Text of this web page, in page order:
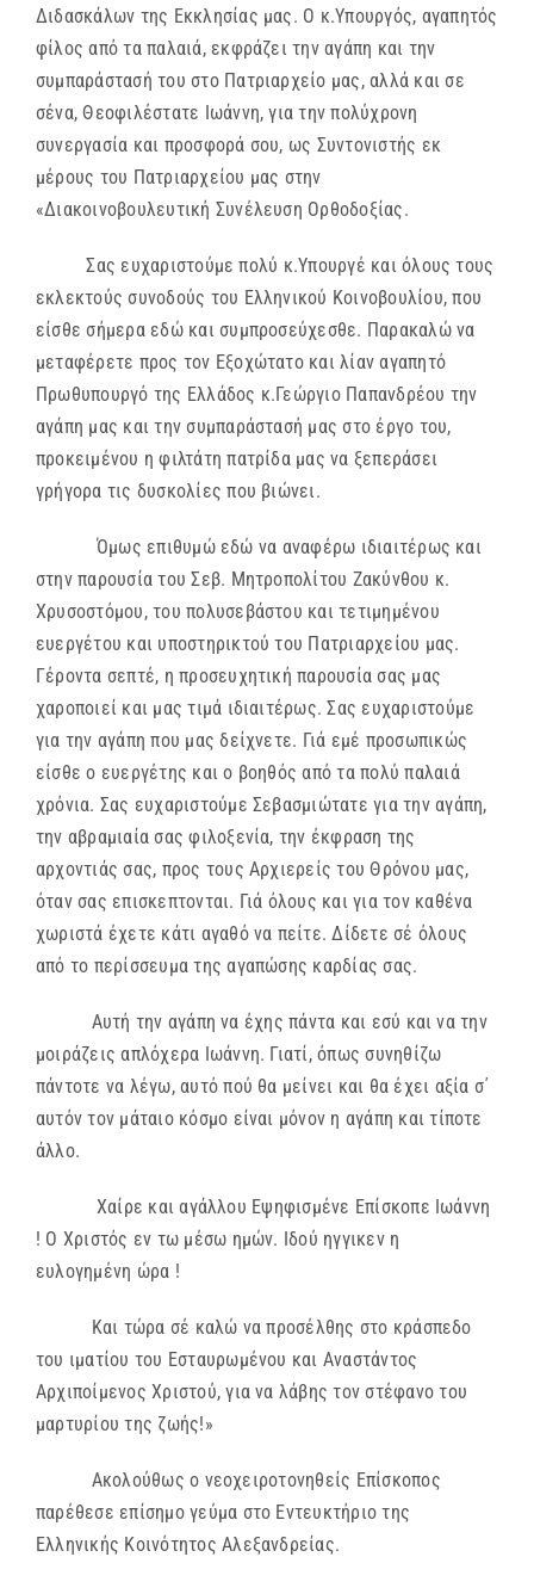
Διδασκάλων της Εκκλησίας μας. Ο κ.Υπουργός, αγαπητός
φίλος από τα παλαιά, εκφράζει την αγάπη και την
συμπαράστασή του στο Πατριαρχείο μας, αλλά και σε
σένα, Θεοφιλέστατε Ιωάννη, για την πολύχρονη
συνεργασία και προσφορά σου, ως Συντονιστής εκ
μέρους του Πατριαρχείου μας στην
«Διακοινοβουλευτική Συνέλευση Ορθοδοξίας.
Σας ευχαριστούμε πολύ κ.Υπουργέ και όλους τους
εκλεκτούς συνοδούς του Ελληνικού Κοινοβουλίου, που
είσθε σήμερα εδώ και συμπροσεύχεσθε. Παρακαλώ να
μεταφέρετε προς τον Εξοχώτατο και λίαν αγαπητό
Πρωθυπουργό της Ελλάδος κ.Γεώργιο Παπανδρέου την
αγάπη μας και την συμπαράστασή μας στο έργο του,
προκειμένου η φιλτάτη πατρίδα μας να ξεπεράσει
γρήγορα τις δυσκολίες που βιώνει.
Όμως επιθυμώ εδώ να αναφέρω ιδιαιτέρως και
στην παρουσία του Σεβ. Μητροπολίτου Ζακύνθου κ.
Χρυσοστόμου, του πολυσεβάστου και τετιμημένου
ευεργέτου και υποστηρικτού του Πατριαρχείου μας.
Γέροντα σεπτέ, η προσευχητική παρουσία σας μας
χαροποιεί και μας τιμά ιδιαιτέρως. Σας ευχαριστούμε
για την αγάπη που μας δείχνετε. Γιά εμέ προσωπικώς
είσθε ο ευεργέτης και ο βοηθός από τα πολύ παλαιά
χρόνια. Σας ευχαριστούμε Σεβασμιώτατε για την αγάπη,
την αβραμιαία σας φιλοξενία, την έκφραση της
αρχοντιάς σας, προς τους Αρχιερείς του Θρόνου μας,
όταν σας επισκεπτονται. Γιά όλους και για τον καθένα
χωριστά έχετε κάτι αγαθό να πείτε. Δίδετε σέ όλους
από το περίσσευμα της αγαπώσης καρδίας σας.
Αυτή την αγάπη να έχης πάντα και εσύ και να την
μοιράζεις απλόχερα Ιωάννη. Γιατί, όπως συνηθίζω
πάντοτε να λέγω, αυτό πού θα μείνει και θα έχει αξία σ΄
αυτόν τον μάταιο κόσμο είναι μόνον η αγάπη και τίποτε
άλλο.
Χαίρε και αγάλλου Εψηφισμένε Επίσκοπε Ιωάννη
! Ο Χριστός εν τω μέσω ημών. Ιδού ηγγικεν η
ευλογημένη ώρα !
Και τώρα σέ καλώ να προσέλθης στο κράσπεδο
του ιματίου του Εσταυρωμένου και Αναστάντος
Αρχιποίμενος Χριστού, για να λάβης τον στέφανο του
μαρτυρίου της ζωής!»
Ακολούθως ο νεοχειροτονηθείς Επίσκοπος
παρέθεσε επίσημο γεύμα στο Εντευκτήριο της
Ελληνικής Κοινότητος Αλεξανδρείας.